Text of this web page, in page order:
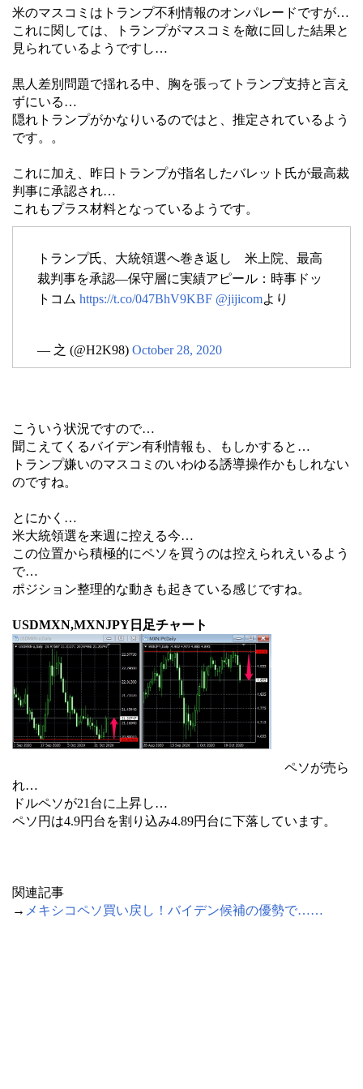
米のマスコミはトランプ不利情報のオンパレードですが…
これに関しては、トランプがマスコミを敵に回した結果と
見られているようですし…
黒人差別問題で揺れる中、胸を張ってトランプ支持と言え
ずにいる…
隠れトランプがかなりいるのではと、推定されているよう
です。。
これに加え、昨日トランプが指名したバレット氏が最高裁
判事に承認され…
これもプラス材料となっているようです。
トランプ氏、大統領選へ巻き返し 米上院、最高
裁判事を承認―保守層に実績アピール：時事ドッ
トコム https://t.co/047BhV9KBF @jijicomより
— 之 (@H2K98) October 28, 2020
こういう状況ですので…
聞こえてくるバイデン有利情報も、もしかすると…
トランプ嫌いのマスコミのいわゆる誘導操作かもしれない
のですね。
とにかく…
米大統領選を来週に控える今…
この位置から積極的にペソを買うのは控えられえいるよう
で…
ポジション整理的な動きも起きている感じですね。
USDMXN,MXNJPY日足チャート
ペソが売ら
れ…
ドルペソが21台に上昇し…
ペソ円は4.9円台を割り込み4.89円台に下落しています。
関連記事
→ メキシコペソ買い戻し！バイデン候補の優勢で……